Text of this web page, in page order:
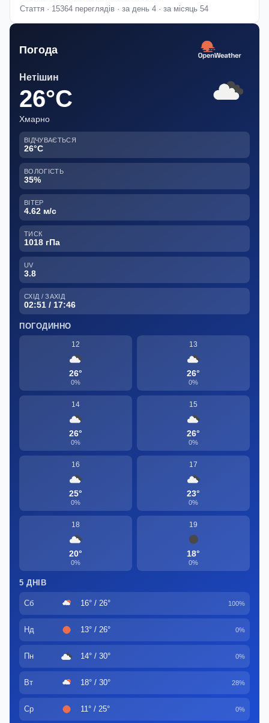
Стаття · 15364 переглядів · за день 4 · за місяць 54
Погода
Нетішин
26°C
Хмарно
ВІДЧУВАЄТЬСЯ
26°C
ВОЛОГІСТЬ
35%
ВІТЕР
4.62 м/с
ТИСК
1018 гПа
UV
3.8
СХІД / ЗАХІД
02:51 / 17:46
ПОГОДИННО
12
26°
0%
13
26°
0%
14
26°
0%
15
26°
0%
16
25°
0%
17
23°
0%
18
20°
0%
19
18°
0%
5 ДНІВ
Сб 16° / 26° 100%
Нд 13° / 26° 0%
Пн 14° / 30° 0%
Вт 18° / 30° 28%
Ср 11° / 25° 0%